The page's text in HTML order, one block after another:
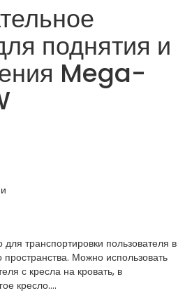
поднятия и
Mega-
транспортировки пользователя в
пространства. Можно использовать
с кресла на кровать, в
кресло....